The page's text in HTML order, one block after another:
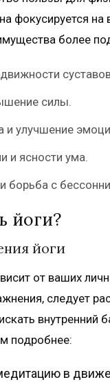
фокусируется
более
силы.
и улучшение
и ясности ума.
борьба с
йоги?
йоги
от ваших
следует
внутренний
подробнее:
в